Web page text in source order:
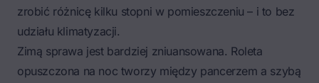
zrobić różnicę kilku stopni w pomieszczeniu – i to bez
udziału klimatyzacji.
Zimą sprawa jest bardziej zniuansowana. Roleta
opuszczona na noc tworzy między pancerzem a szybą